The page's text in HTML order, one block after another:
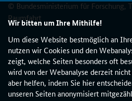
Wir bitten um Ihre Mithilfe!
Um diese Website bestmöglich an
nutzen wir Cookies und den
zeigt, welche Seiten besonders oft
wird von der Webanalyse derzeit
aber helfen, indem Sie hier
unseren Seiten anonymisiert
j
a
n
a
,
S
l
o
w
© Bundesministerium für Forschung,
Raumfahrt